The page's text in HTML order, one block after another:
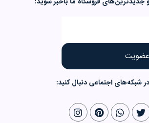
در شبکه‌های اجتماعی دنبال کنید: